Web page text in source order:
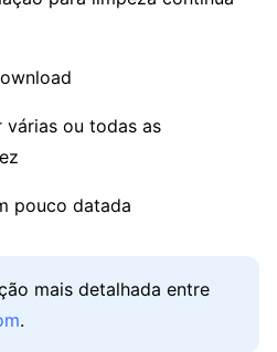
várias ou todas as
pouco datada
mais detalhada entre
.